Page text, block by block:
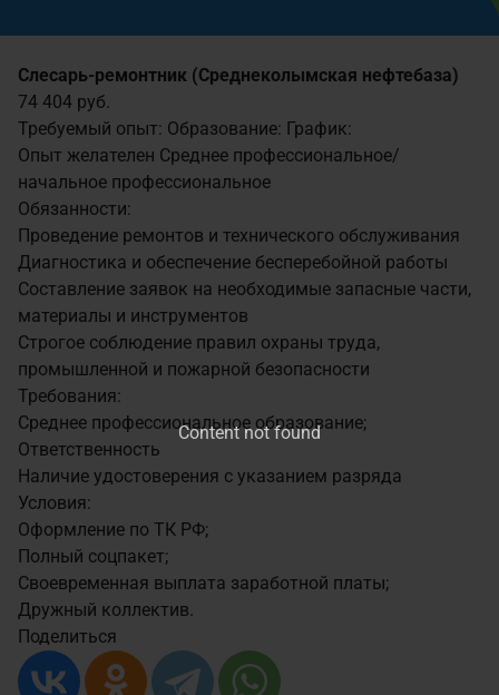
Content not found
Пресс-центр
Контакты
Личный кабинет
Слесарь-ремонтник (Среднеколымская нефтебаза)
74 404 руб.
Требуемый опыт: Образование: График:
Опыт желателен Среднее профессиональное/
начальное профессиональное
Обязанности:
Проведение ремонтов и технического обслуживания
Диагностика и обеспечение бесперебойной работы
Составление заявок на необходимые запасные части,
материалы и инструментов
Строгое соблюдение правил охраны труда,
промышленной и пожарной безопасности
Требования:
Среднее профессиональное образование;
Ответственность
Наличие удостоверения с указанием разряда
Условия:
Оформление по ТК РФ;
Полный соцпакет;
Своевременная выплата заработной платы;
Дружный коллектив.
Поделиться